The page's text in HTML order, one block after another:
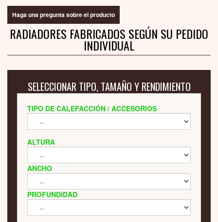
Haga una pregunta sobre el producto
RADIADORES FABRICADOS SEGÚN SU PEDIDO
INDIVIDUAL
SELECCIONAR TIPO, TAMAÑO Y RENDIMIENTO
TIPO DE CALEFACCIÓN / ACCESORIOS
ALTURA
ANCHO
PROFUNDIDAD